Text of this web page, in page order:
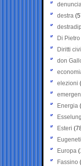
destra
Di Pietro
Diritti
don
elezioni
Energia
Esteri
Europa
Fassino